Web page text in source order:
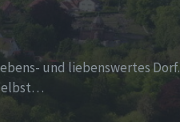
und liebenswertes Dorf.